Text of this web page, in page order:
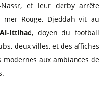
et leur derby arrête
Rouge, Djeddah vit au
Al-Ittihad, doyen du football
deux villes, et des affiches
aux ambiances de